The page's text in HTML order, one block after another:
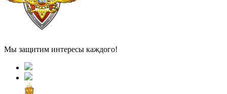
Мы защитим интересы каждого!